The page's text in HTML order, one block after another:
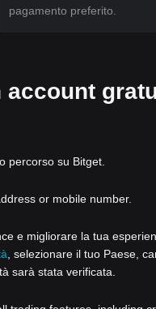
pagamento preferito.
account
percorso su Bitget.
or mobile number.
e migliorare la tua
, selezionare il tuo Paese,
sarà stata verificata.